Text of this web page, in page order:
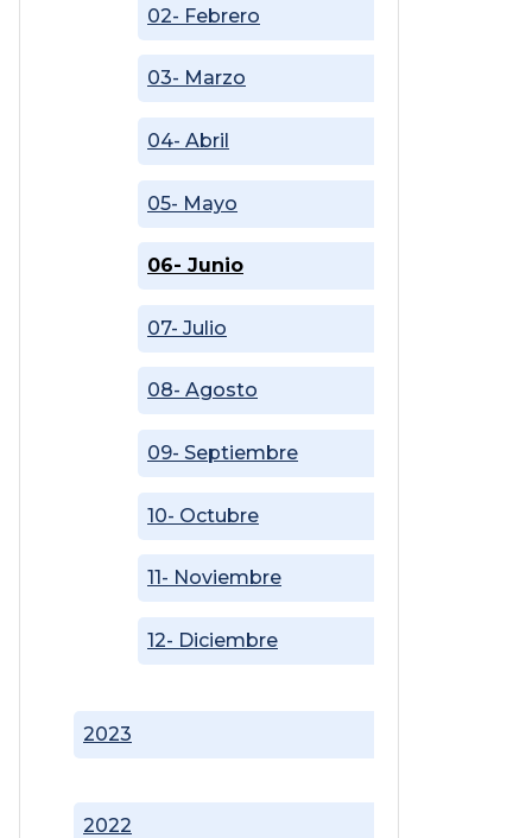
2022
2023
02- Febrero
03- Marzo
04- Abril
05- Mayo
06- Junio
07- Julio
08- Agosto
09- Septiembre
10- Octubre
11- Noviembre
12- Diciembre